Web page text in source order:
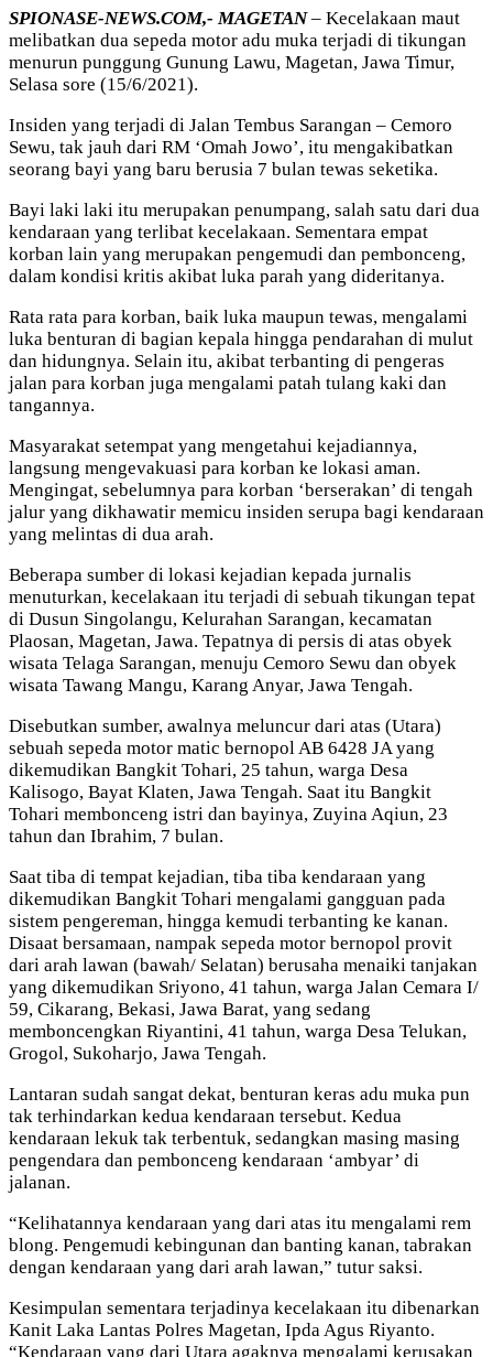
SPIONASE-NEWS.COM,- MAGETAN– Kecelakaan maut
melibatkan dua sepeda motor adu muka terjadi di tikungan
menurun punggung Gunung Lawu, Magetan, Jawa Timur,
Selasa sore (15/6/2021).
Insiden yang terjadi di Jalan Tembus Sarangan – Cemoro
Sewu, tak jauh dari RM ‘Omah Jowo’, itu mengakibatkan
seorang bayi yang baru berusia 7 bulan tewas seketika.
Bayi laki laki itu merupakan penumpang, salah satu dari dua
kendaraan yang terlibat kecelakaan. Sementara empat
korban lain yang merupakan pengemudi dan pembonceng,
dalam kondisi kritis akibat luka parah yang dideritanya.
Rata rata para korban, baik luka maupun tewas, mengalami
luka benturan di bagian kepala hingga pendarahan di mulut
dan hidungnya. Selain itu, akibat terbanting di pengeras
jalan para korban juga mengalami patah tulang kaki dan
tangannya.
Masyarakat setempat yang mengetahui kejadiannya,
langsung mengevakuasi para korban ke lokasi aman.
Mengingat, sebelumnya para korban ‘berserakan’ di tengah
jalur yang dikhawatir memicu insiden serupa bagi kendaraan
yang melintas di dua arah.
Beberapa sumber di lokasi kejadian kepada jurnalis
menuturkan, kecelakaan itu terjadi di sebuah tikungan tepat
di Dusun Singolangu, Kelurahan Sarangan, kecamatan
Plaosan, Magetan, Jawa. Tepatnya di persis di atas obyek
wisata Telaga Sarangan, menuju Cemoro Sewu dan obyek
wisata Tawang Mangu, Karang Anyar, Jawa Tengah.
Disebutkan sumber, awalnya meluncur dari atas (Utara)
sebuah sepeda motor matic bernopol AB 6428 JA yang
dikemudikan Bangkit Tohari, 25 tahun, warga Desa
Kalisogo, Bayat Klaten, Jawa Tengah. Saat itu Bangkit
Tohari membonceng istri dan bayinya, Zuyina Aqiun, 23
tahun dan Ibrahim, 7 bulan.
Saat tiba di tempat kejadian, tiba tiba kendaraan yang
dikemudikan Bangkit Tohari mengalami gangguan pada
sistem pengereman, hingga kemudi terbanting ke kanan.
Disaat bersamaan, nampak sepeda motor bernopol provit
dari arah lawan (bawah/ Selatan) berusaha menaiki tanjakan
yang dikemudikan Sriyono, 41 tahun, warga Jalan Cemara I/
59, Cikarang, Bekasi, Jawa Barat, yang sedang
memboncengkan Riyantini, 41 tahun, warga Desa Telukan,
Grogol, Sukoharjo, Jawa Tengah.
Lantaran sudah sangat dekat, benturan keras adu muka pun
tak terhindarkan kedua kendaraan tersebut. Kedua
kendaraan lekuk tak terbentuk, sedangkan masing masing
pengendara dan pembonceng kendaraan ‘ambyar’ di
jalanan.
“Kelihatannya kendaraan yang dari atas itu mengalami rem
blong. Pengemudi kebingunan dan banting kanan, tabrakan
dengan kendaraan yang dari arah lawan,” tutur saksi.
Kesimpulan sementara terjadinya kecelakaan itu dibenarkan
Kanit Laka Lantas Polres Magetan, Ipda Agus Riyanto.
“Kendaraan yang dari Utara agaknya mengalami kerusakan